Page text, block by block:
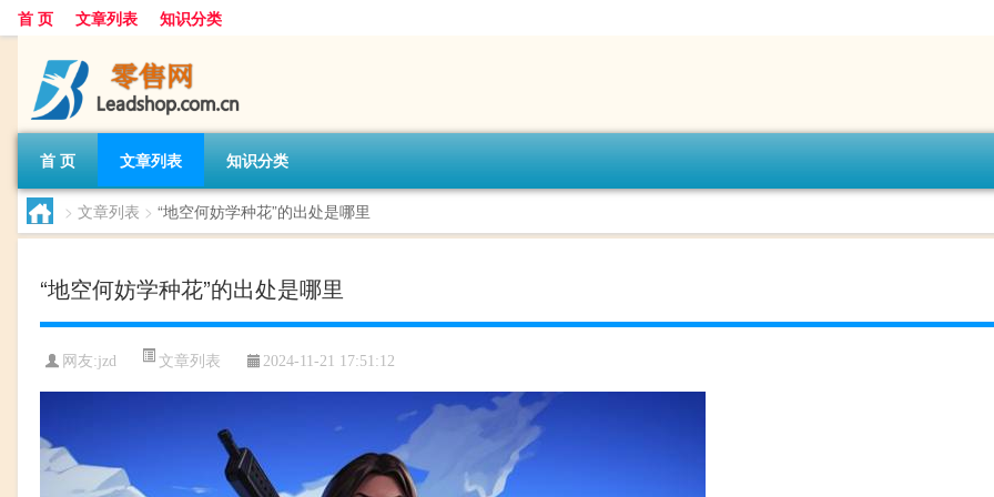
首 页 文章列表 知识分类
首 页 文章列表 知识分类
> 文章列表 > “地空何妨学种花”的出处是哪里
“地空何妨学种花”的出处是哪里
网友:jzd 文章列表 2024-11-21 17:51:12